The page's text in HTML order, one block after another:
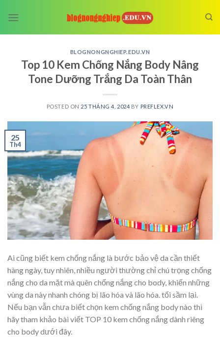
BLOGNONGNGHIEP.EDU.VN
Top 10 Kem Chống Nắng Body Nâng
Tone Dưỡng Trắng Da Toàn Thân
POSTED ON 25 THÁNG 4, 2024 BY PREFLEX.VN
25
Th4
Ai cũng biết kem chống nắng là bước bảo vệ da cần thiết
hàng ngày, tuy nhiên, nhiều người thường chỉ chú trọng chống
nắng cho da mặt mà quên chống nắng cho body, khiến những
vùng da này nhanh chóng bị lão hóa và lão hóa. tối sầm lại.
Nếu bạn vẫn chưa biết chọn kem chống nắng body nào thì
hãy tham khảo bài viết TOP 10 kem chống nắng dành riêng
cho body dưới đây.